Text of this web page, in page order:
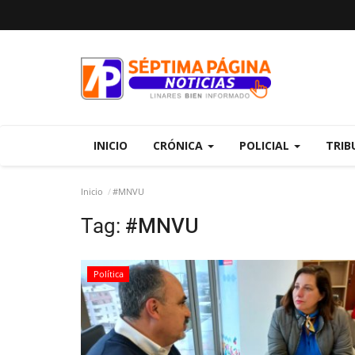
INICIO CRÓNICA POLICIAL
Inicio #MNVU
Tag: #MNVU
Política